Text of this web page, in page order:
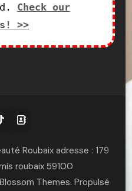
Check our
>>
Roubaix adresse : 179
roubaix 59100
Blossom Themes. Propulsé